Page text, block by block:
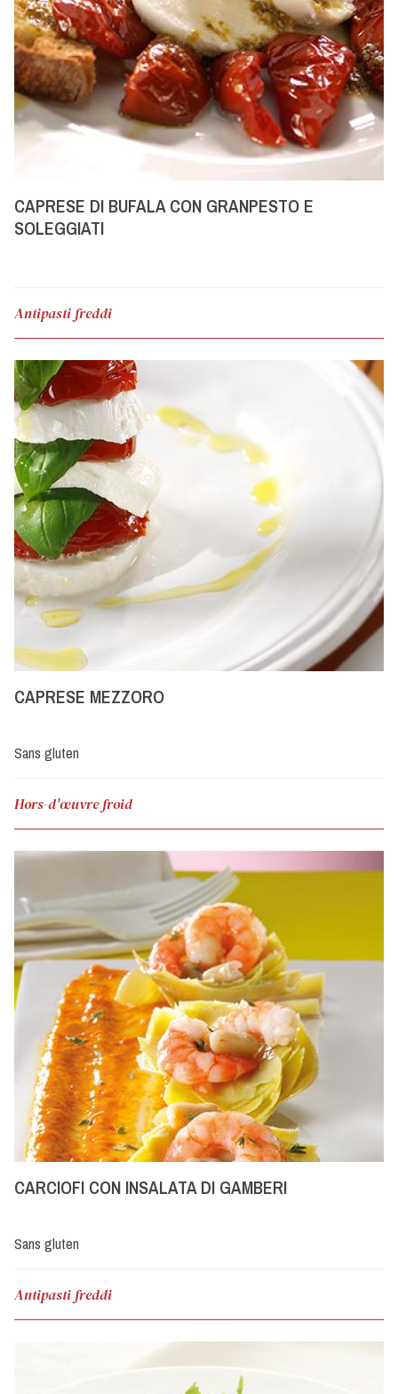
CAPRESE DI BUFALA CON GRANPESTO E
SOLEGGIATI
Antipasti freddi
CAPRESE MEZZORO
Sans gluten
Hors-d'œuvre froid
CARCIOFI CON INSALATA DI GAMBERI
Sans gluten
Antipasti freddi